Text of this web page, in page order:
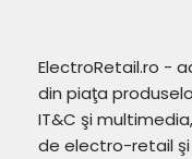
ElectroRetail.ro -
din piaţa
IT&C şi
de electro-retail